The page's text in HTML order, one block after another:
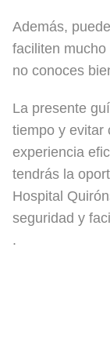
Además,
faciliten
no conoces
La presente
tiempo y evitar
experiencia
tendrás la
Hospital
seguridad y
.